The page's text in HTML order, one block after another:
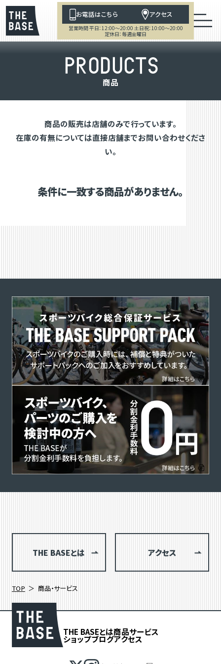
お電話はこちら アクセス
営業時間 平日：12:00～20:00 土日祝：10:00～20:00
定休日：毎週金曜日
PRODUCTS
商品
商品の販売は店舗のみで行っています。
在庫の有無については直接店舗までお問い合わせくださ
い。
条件に一致する商品がありません。
THE BASEとは アクセス
TOP 商品・サービス
THE BASEとは商品サービス
ショップブログアクセス